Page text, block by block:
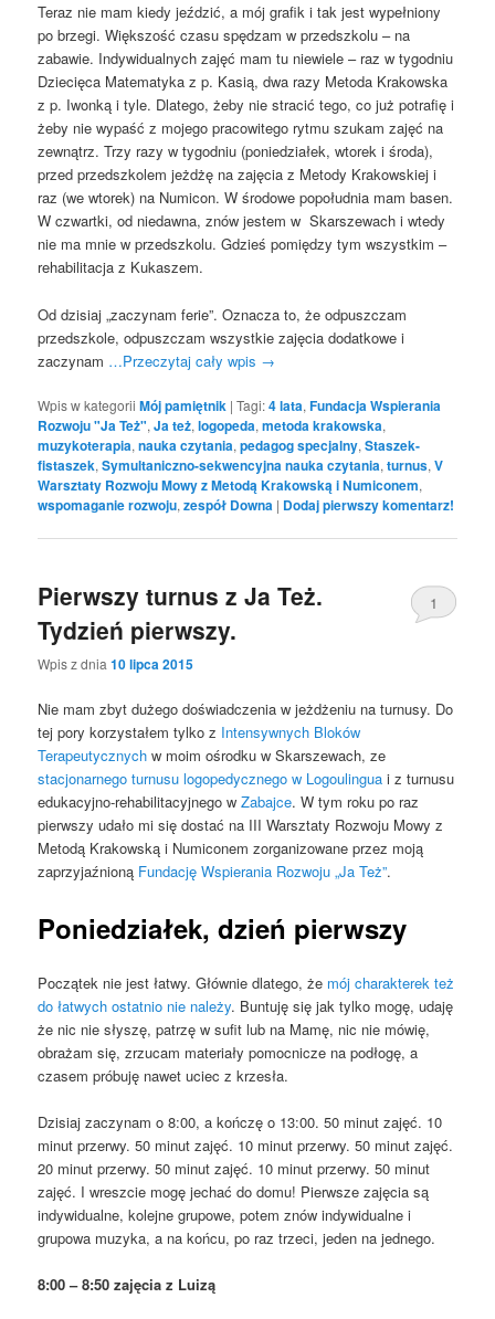
Teraz nie mam kiedy jeździć, a mój grafik i tak jest wypełniony
po brzegi. Większość czasu spędzam w przedszkolu – na
zabawie. Indywidualnych zajęć mam tu niewiele – raz w tygodniu
Dziecięca Matematyka z p. Kasią, dwa razy Metoda Krakowska
z p. Iwonką i tyle. Dlatego, żeby nie stracić tego, co już potrafię i
żeby nie wypaść z mojego pracowitego rytmu szukam zajęć na
zewnątrz. Trzy razy w tygodniu (poniedziałek, wtorek i środa),
przed przedszkolem jeżdżę na zajęcia z Metody Krakowskiej i
raz (we wtorek) na Numicon. W środowe popołudnia mam basen.
W czwartki, od niedawna, znów jestem w Skarszewach i wtedy
nie ma mnie w przedszkolu. Gdzieś pomiędzy tym wszystkim –
rehabilitacja z Kukaszem.
Od dzisiaj „zaczynam ferie”. Oznacza to, że odpuszczam
przedszkole, odpuszczam wszystkie zajęcia dodatkowe i
zaczynam …Przeczytaj cały wpis →
Wpis w kategoriiMój pamiętnik |Tagi:4 lata,Fundacja Wspierania
Rozwoju "Ja Też",Ja też,logopeda,metoda krakowska,
muzykoterapia,nauka czytania,pedagog specjalny,Staszek-
fistaszek,Symultaniczno-sekwencyjna nauka czytania,turnus,V
Warsztaty Rozwoju Mowy z Metodą Krakowską i Numiconem,
wspomaganie rozwoju,zespół Downa | Dodaj pierwszy komentarz!
Pierwszy turnus z Ja Też.
Tydzień pierwszy.
Wpis z dnia10 lipca 2015
1
Nie mam zbyt dużego doświadczenia w jeżdżeniu na turnusy. Do
tej pory korzystałem tylko z Intensywnych Bloków
Terapeutycznych w moim ośrodku w Skarszewach, ze
stacjonarnego turnusu logopedycznego w Logoulingua i z turnusu
edukacyjno-rehabilitacyjnego wZabajce. W tym roku po raz
pierwszy udało mi się dostać na III Warsztaty Rozwoju Mowy z
Metodą Krakowską i Numiconem zorganizowane przez moją
zaprzyjaźnioną Fundację Wspierania Rozwoju „Ja Też”.
Poniedziałek, dzień pierwszy
Początek nie jest łatwy. Głównie dlatego, że mój charakterek też
do łatwych ostatnio nie należy. Buntuję się jak tylko mogę, udaję
że nic nie słyszę, patrzę w sufit lub na Mamę, nic nie mówię,
obrażam się, zrzucam materiały pomocnicze na podłogę, a
czasem próbuję nawet uciec z krzesła.
Dzisiaj zaczynam o 8:00, a kończę o 13:00. 50 minut zajęć. 10
minut przerwy. 50 minut zajęć. 10 minut przerwy. 50 minut zajęć.
20 minut przerwy. 50 minut zajęć. 10 minut przerwy. 50 minut
zajęć. I wreszcie mogę jechać do domu! Pierwsze zajęcia są
indywidualne, kolejne grupowe, potem znów indywidualne i
grupowa muzyka, a na końcu, po raz trzeci, jeden na jednego.
8:00 – 8:50 zajęcia z Luizą